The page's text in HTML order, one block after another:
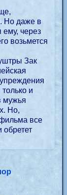
Но даже в
ему, через
возьмется
Зак
и
мужья
Но,
все